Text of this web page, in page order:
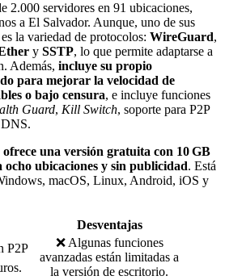
2.000 servidores en 91 ubicaciones,
a El Salvador. Aunque, uno de sus
la variedad de protocolos: WireGuard,
y SSTP, lo que permite adaptarse a
Además, incluye su propio
para mejorar la velocidad de
o bajo censura, e incluye funciones
Guard, Kill Switch, soporte para P2P
ofrece una versión gratuita con 10 GB
ocho ubicaciones y sin publicidad. Está
macOS, Linux, Android, iOS y
Desventajas
P2P
❌ Algunas funciones
avanzadas están limitadas a
la versión de escritorio.